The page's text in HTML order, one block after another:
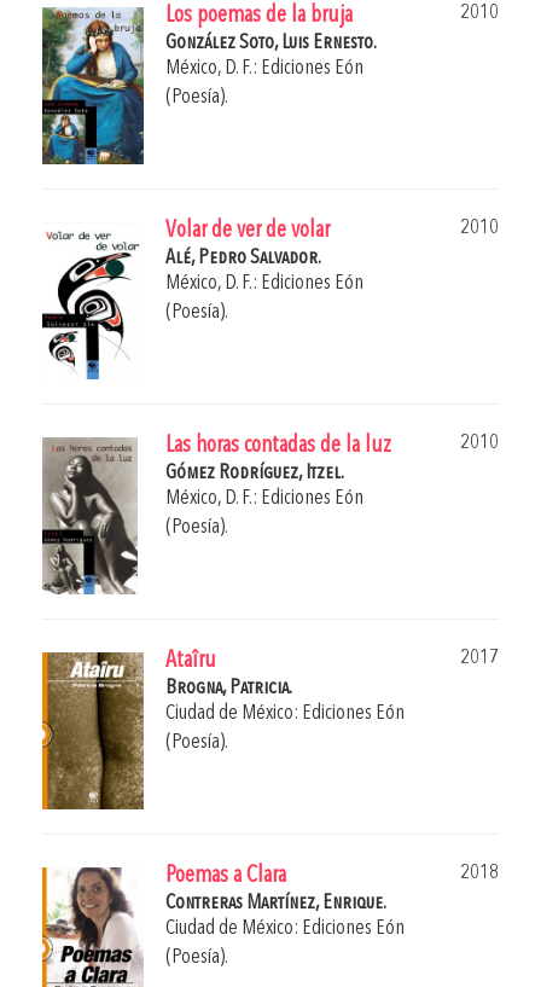
Los poemas de la bruja
2010
González Soto, Luis Ernesto.
México, D. F.: Ediciones Eón
(Poesía).
Volar de ver de volar
2010
Alé, Pedro Salvador.
México, D. F.: Ediciones Eón
(Poesía).
Las horas contadas de la luz
2010
Gómez Rodríguez, Itzel.
México, D. F.: Ediciones Eón
(Poesía).
Ataîru
2017
Brogna, Patricia.
Ciudad de México: Ediciones Eón
(Poesía).
Poemas a Clara
2018
Contreras Martínez, Enrique.
Ciudad de México: Ediciones Eón
(Poesía).